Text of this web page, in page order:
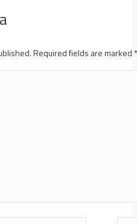
Required fields are marked *